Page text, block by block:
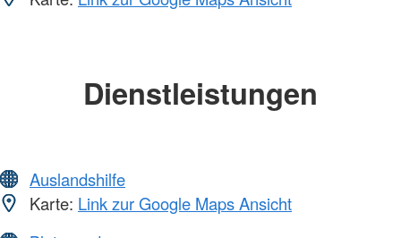
Dienstleistungen
Auslandshilfe
Karte: Link zur Google Maps Ansicht